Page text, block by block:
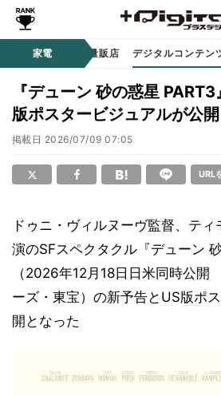
家電
生活家電 家電量販店 デジタルコンテン
『デューン 砂の惑星
版ポスタービジュアルが公開
掲載日 2026/07/09 07:05
URL
ドゥニ・ヴィルヌーヴ監督、テ
演のSFスペクタクル『デューン
（2026年12月18日日米同時公
ーズ・東宝）の新予告とUS版ポ
開となった